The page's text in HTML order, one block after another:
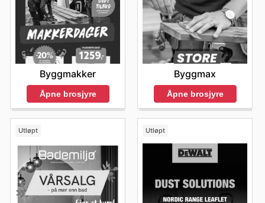
Byggmakker
Åpne brosjyre
Byggmax
Åpne brosjyre
Utløpt Utløpt